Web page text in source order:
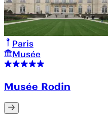
Paris
Musée
Musée Rodin